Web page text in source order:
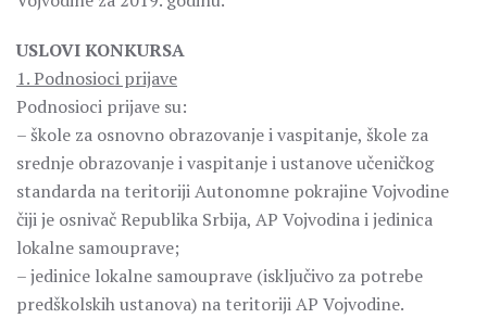
USLOVI KONKURSA
1. Podnosioci prijave
Podnosioci prijave su:
– škole za osnovno obrazovanje i vaspitanje, škole za
srednje obrazovanje i vaspitanje i ustanove učeničkog
standarda na teritoriji Autonomne pokrajine Vojvodine
čiji je osnivač Republika Srbija, AP Vojvodina i jedinica
lokalne samouprave;
– jedinice lokalne samouprave (isključivo za potrebe
predškolskih ustanova) na teritoriji AP Vojvodine.